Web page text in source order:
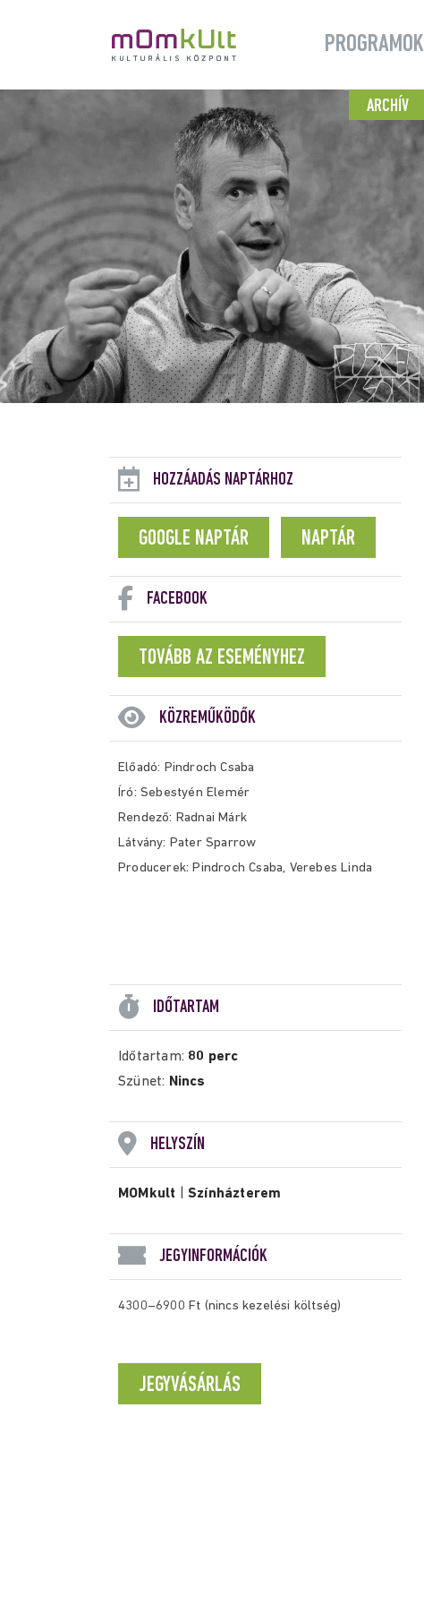
PROGRAMOK
ARCHÍV
HOZZÁADÁS NAPTÁRHOZ
GOOGLE NAPTÁR NAPTÁR
FACEBOOK
TOVÁBB AZ ESEMÉNYHEZ
KÖZREMŰKÖDŐK
Előadó: Pindroch Csaba
Író: Sebestyén Elemér
Rendező: Radnai Márk
Látvány: Pater Sparrow
Producerek: Pindroch Csaba, Verebes Linda
IDŐTARTAM
Időtartam: 80 perc
Szünet: Nincs
HELYSZÍN
MOMkult |Színházterem
JEGYINFORMÁCIÓK
4300–6900 Ft (nincs kezelési költség)
JEGYVÁSÁRLÁS